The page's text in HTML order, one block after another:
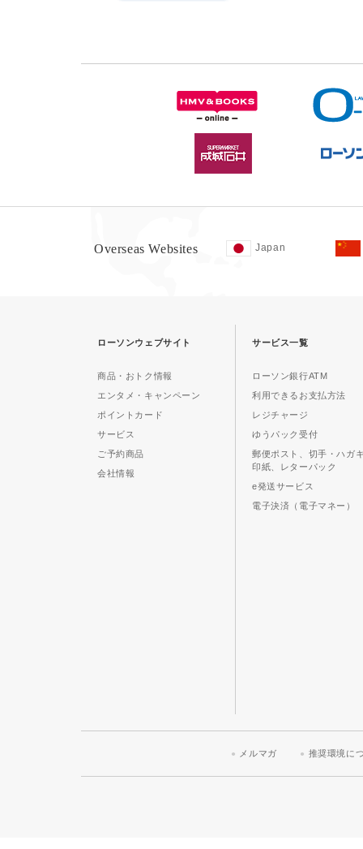
Overseas Websites Japan
ローソンウェブサイト
商品・おトク情報
エンタメ・キャンペーン
ポイントカード
サービス
ご予約商品
会社情報
サービス一覧
ローソン銀行ATM
利用できるお支払方法
レジチャージ
ゆうパック受付
郵便ポスト、切手・ハガ
印紙、レターパック
e発送サービス
電子決済（電子マネー）
メルマガ 推奨環境に